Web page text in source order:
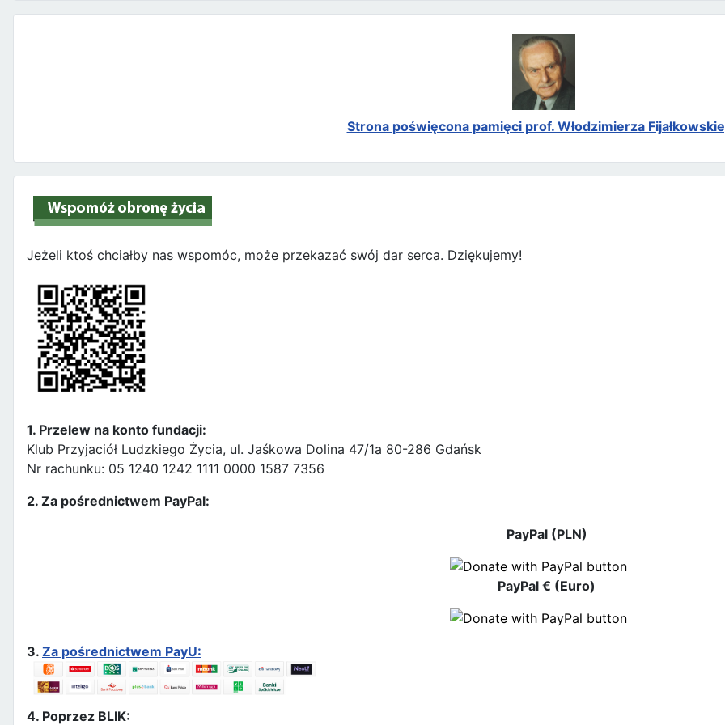
Strona poświęcona pamięci prof. Włodzimierza
Jeżeli ktoś chciałby nas wspomóc, może przekazać swój dar serca. Dziękujemy!
1. Przelew na konto fundacji:
Klub Przyjaciół Ludzkiego Życia, ul. Jaśkowa Dolina 47/1a 80-286 Gdańsk
Nr rachunku: 05 1240 1242 1111 0000 1587 7356
2. Za pośrednictwem PayPal:
PayPal (PLN)
PayPal € (Euro)
3. Za pośrednictwem PayU:
4. Poprzez BLIK: